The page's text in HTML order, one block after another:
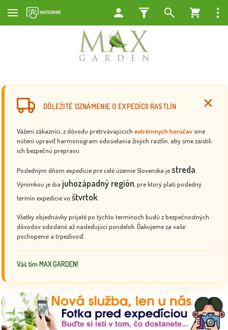
DÔLEŽITÉ OZNÁMENIE O EXPEDÍCII RASTLÍN
Vážení zákazníci, z dôvodu pretrvávajúcich extrémnych horúčav sme
nútení upraviť harmonogram odosielania živých rastlín, aby sme zaistili
ich bezpečnú prepravu.
Posledným dňom expedície pre celé územie Slovenska jestreda
Výnimkou je iba juhozápadný región , pre ktorý platí posledný
termín expedície vo štvrtok
Všetky objednávky prijaté po týchto termínoch budú z bezpečnostných
dôvodov odoslané až nasledujúci pondelok. Ďakujeme za vaše
pochopenie a trpezlivosť.
Váš tím MAX GARDEN!